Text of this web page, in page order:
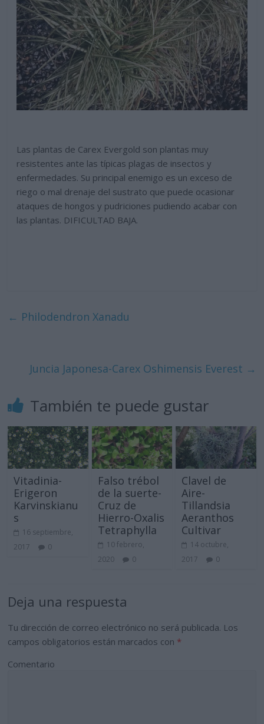
Las plantas de Carex Evergold son plantas muy
resistentes ante las típicas plagas de insectos y
enfermedades. Su principal enemigo es un exceso de
riego o mal drenaje del sustrato que puede ocasionar
ataques de hongos y pudriciones pudiendo acabar con
las plantas. DIFICULTAD BAJA.
← Philodendron Xanadu
Juncia Japonesa-Carex Oshimensis Everest →
También te puede gustar
Vitadinia-
Erigeron
Karvinskianu
s
16 septiembre,
2017
0
Falso trébol
de la suerte-
Cruz de
Hierro-Oxalis
Tetraphylla
10 febrero,
2020
0
Clavel de
Aire-
Tillandsia
Aeranthos
Cultivar
14 octubre,
2017
0
Deja una respuesta
Tu dirección de correo electrónico no será publicada. Los
campos obligatorios están marcados con *
Comentario